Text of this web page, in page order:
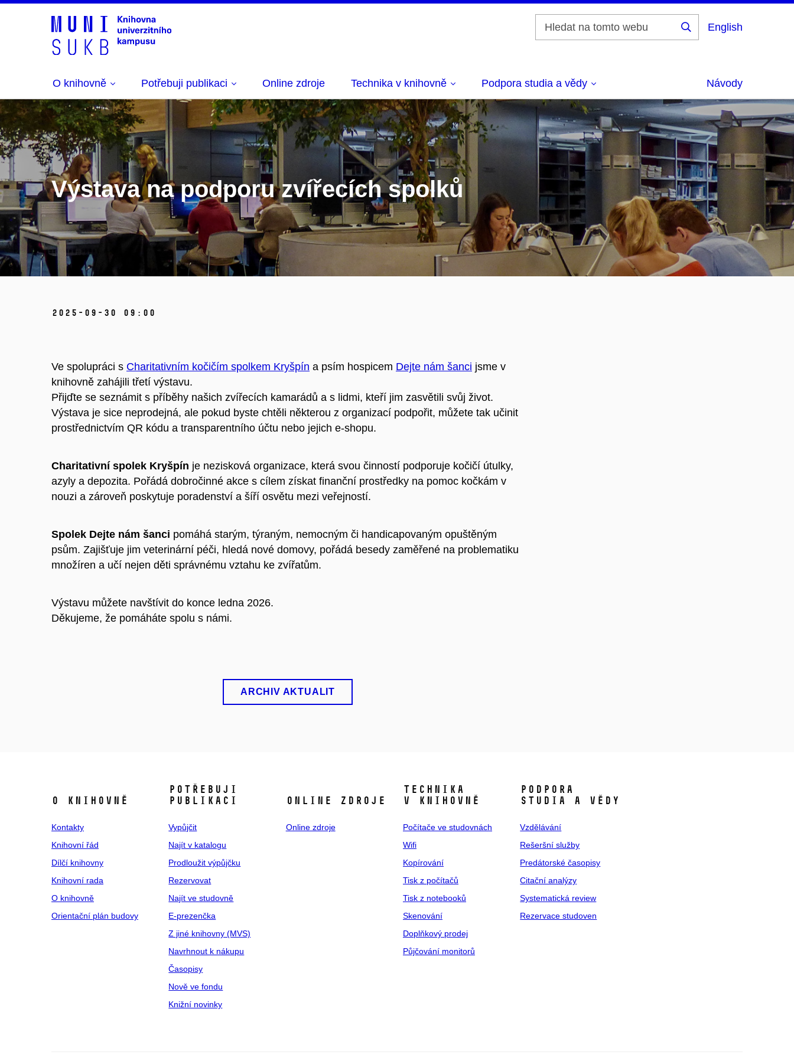
English
O knihovně Potřebuji publikaci Online zdroje Technika v knihovně Podpora studia a vědy Návody
Výstava na podporu zvířecích spolků
2025-09-30 09:00
Ve spolupráci s Charitativním kočičím spolkem Kryšpín a psím hospicem Dejte nám šanci jsme v
knihovně zahájili třetí výstavu.
Přijďte se seznámit s příběhy našich zvířecích kamarádů a s lidmi, kteří jim zasvětili svůj život.
Výstava je sice neprodejná, ale pokud byste chtěli některou z organizací podpořit, můžete tak učinit
prostřednictvím QR kódu a transparentního účtu nebo jejich e-shopu.
Charitativní spolek Kryšpín je nezisková organizace, která svou činností podporuje kočičí útulky,
azyly a depozita. Pořádá dobročinné akce s cílem získat finanční prostředky na pomoc kočkám v
nouzi a zároveň poskytuje poradenství a šíří osvětu mezi veřejností.
Spolek Dejte nám šanci pomáhá starým, týraným, nemocným či handicapovaným opuštěným
psům. Zajišťuje jim veterinární péči, hledá nové domovy, pořádá besedy zaměřené na problematiku
množíren a učí nejen děti správnému vztahu ke zvířatům.
Výstavu můžete navštívit do konce ledna 2026.
Děkujeme, že pomáháte spolu s námi.
ARCHIV AKTUALIT
O KNIHOVNĚ
Kontakty
Knihovní řád
Dílčí knihovny
Knihovní rada
O knihovně
Orientační plán budovy
POTŘEBUJI
PUBLIKACI
Vypůjčit
Najít v katalogu
Prodloužit výpůjčku
Rezervovat
Najít ve studovně
E‑prezenčka
Z jiné knihovny (MVS)
Navrhnout k nákupu
Časopisy
Nově ve fondu
Knižní novinky
ONLINE ZDROJE
Online zdroje
TECHNIKA
V KNIHOVNĚ
Počítače ve studovnách
Wifi
Kopírování
Tisk z počítačů
Tisk z notebooků
Skenování
Doplňkový prodej
Půjčování monitorů
PODPORA
STUDIA A VĚDY
Vzdělávání
Rešeršní služby
Predátorské časopisy
Citační analýzy
Systematická review
Rezervace studoven